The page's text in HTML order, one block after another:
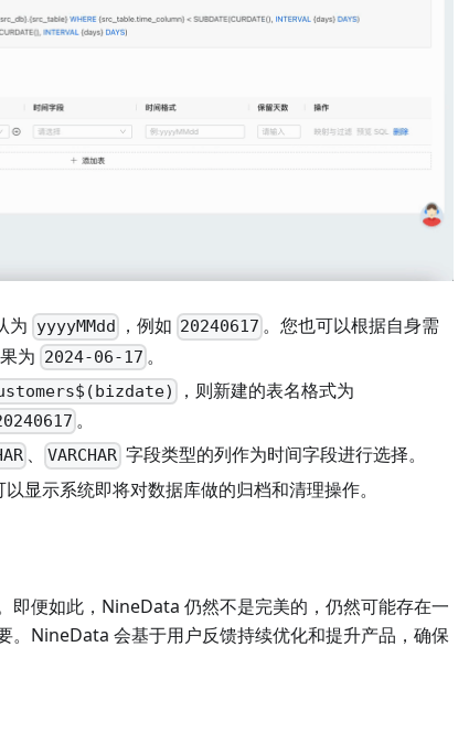
为 yyyyMMdd ，例如 20240617 。您也可以根据自身需
果为 2024-06-17 。
，则新建的表名格式为
。
、VARCHAR字段类型的列作为时间字段进行选择。
以显示系统即将对数据库做的归档和清理操作。
即便如此，NineData 仍然不是完美的，仍然可能存在一
。NineData 会基于用户反馈持续优化和提升产品，确保